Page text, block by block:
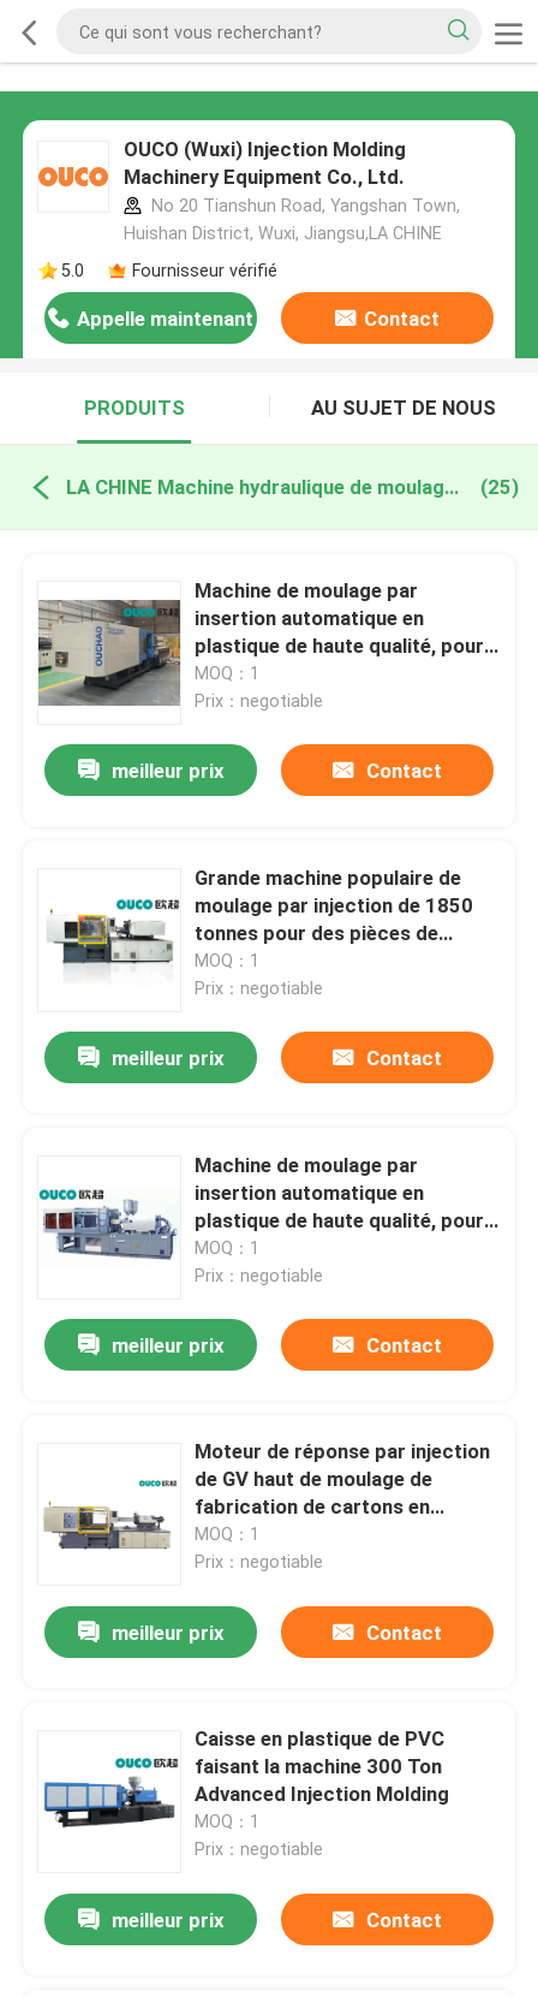
OUCO (Wuxi) Injection Molding
Machinery Equipment Co., Ltd.
No 20 Tianshun Road, Yangshan Town,
Huishan District, Wuxi, Jiangsu,LA CHINE
5.0
Fournisseur vérifié
Appelle maintenant Contact
PRODUITS AU SUJET DE NOUS
LA CHINE Machine hydraulique de moulage par injection (25)
Machine de moulage par
insertion automatique en
plastique de haute qualité, pour
la chaîne de production de
paniers de fruits
MOQ：1
Prix：negotiable
meilleur prix Contact
Grande machine populaire de
moulage par injection de 1850
tonnes pour des pièces de
voiture
MOQ：1
Prix：negotiable
meilleur prix Contact
Machine de moulage par
insertion automatique en
plastique de haute qualité, pour
la chaîne de production de
paniers de fruits
MOQ：1
Prix：negotiable
meilleur prix Contact
Moteur de réponse par injection
de GV haut de moulage de
fabrication de cartons en
plastique hydraulique de machine
MOQ：1
Prix：negotiable
meilleur prix Contact
Caisse en plastique de PVC
faisant la machine 300 Ton
Advanced Injection Molding
MOQ：1
Prix：negotiable
meilleur prix Contact